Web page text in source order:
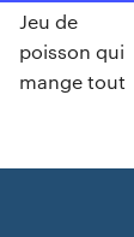
Jeu de
poisson qui
mange tout